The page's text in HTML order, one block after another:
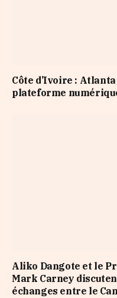
Côte d’Ivoire :
plateforme
Aliko Dangote et le
Mark Carney
échanges entre le